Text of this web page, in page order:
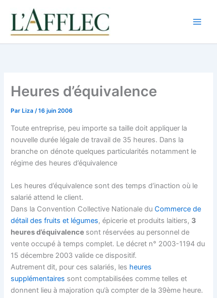
contenu
Heures d’équivalence
Par Liza/16 juin 2006
Toute entreprise, peu importe sa taille doit appliquer la
nouvelle durée légale de travail de 35 heures. Dans la
branche on dénote quelques particularités notamment le
régime des heures d’équivalence
Les heures d’équivalence sont des temps d’inaction où le
salarié attend le client.
Dans la Convention Collective Nationale duCommerce de
détail des fruits et légumes, épicerie et produits laitiers, 3
heures d’équivalence sont réservées au personnel de
vente occupé à temps complet. Le décret n° 2003-1194 du
15 décembre 2003 valide ce dispositif.
Autrement dit, pour ces salariés, les heures
supplémentaires sont comptabilisées comme telles et
donnent lieu à majoration qu’à compter de la 39ème heure.